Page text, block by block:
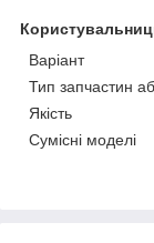
Варіант
Тип запчастин
Якість
Сумісні моделі